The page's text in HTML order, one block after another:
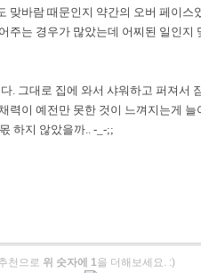
맞바람 때문인지 약간의 오버 페이스
주는 경우가 많았는데 어찌된 일인지
. 그대로 집에 와서 샤워하고 퍼져서
력이 예전만 못한 것이 느껴지는게 늘
하지 않았을까.. -_-;;
천으로 위 숫자에 1 을 더해보세요. :)